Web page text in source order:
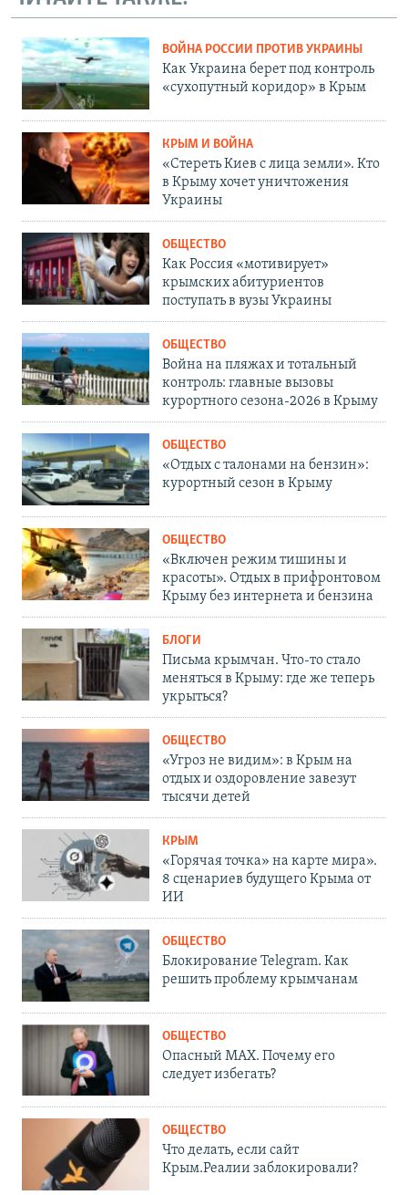
ВОЙНА РОССИИ ПРОТИВ УКРАИНЫ
Как Украина берет под контроль
«сухопутный коридор» в Крым
КРЫМ И ВОЙНА
«Стереть Киев с лица земли». Кто
в Крыму хочет уничтожения
Украины
ОБЩЕСТВО
Как Россия «мотивирует»
крымских абитуриентов
поступать в вузы Украины
ОБЩЕСТВО
Война на пляжах и тотальный
контроль: главные вызовы
курортного сезона-2026 в Крыму
ОБЩЕСТВО
«Отдых с талонами на бензин»:
курортный сезон в Крыму
ОБЩЕСТВО
«Включен режим тишины и
красоты». Отдых в прифронтовом
Крыму без интернета и бензина
БЛОГИ
Письма крымчан. Что-то стало
меняться в Крыму: где же теперь
укрыться?
ОБЩЕСТВО
«Угроз не видим»: в Крым на
отдых и оздоровление завезут
тысячи детей
КРЫМ
«Горячая точка» на карте мира».
8 сценариев будущего Крыма от
ИИ
ОБЩЕСТВО
Блокирование Telegram. Как
решить проблему крымчанам
ОБЩЕСТВО
Опасный MAX. Почему его
следует избегать?
ОБЩЕСТВО
Что делать, если сайт
Крым.Реалии заблокировали?